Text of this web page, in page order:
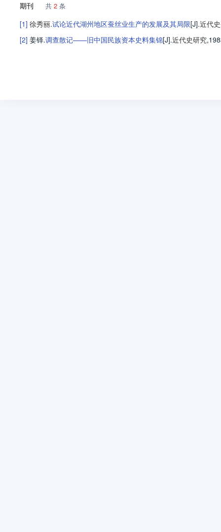
期刊 共 2 条
[1] 徐秀丽.试论近代湖州地区蚕丝业生产的发展及其局限[J].近代
[2] 姜铎.调查散记——旧中国民族资本史料集锦[J].近代史研究